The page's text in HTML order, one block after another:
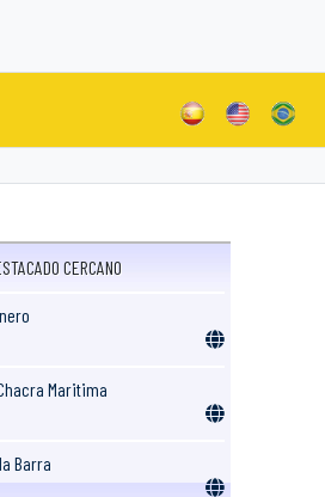
CERCANO
Maritima
Barra